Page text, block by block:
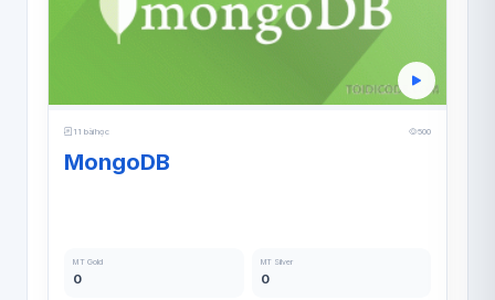
11 bài học 500
MongoDB
MT Gold
0
MT Silver
0